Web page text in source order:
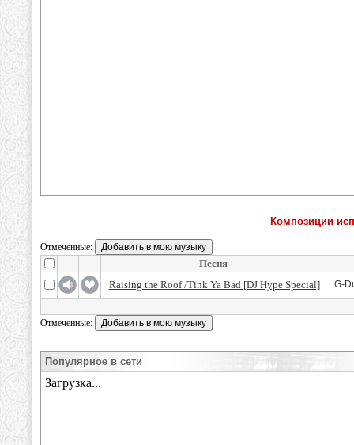
Композиции
Отмеченные:
Песня
Raising the Roof /Tink Ya Bad [DJ Hype Special]
G-
Отмеченные:
Популярное в сети